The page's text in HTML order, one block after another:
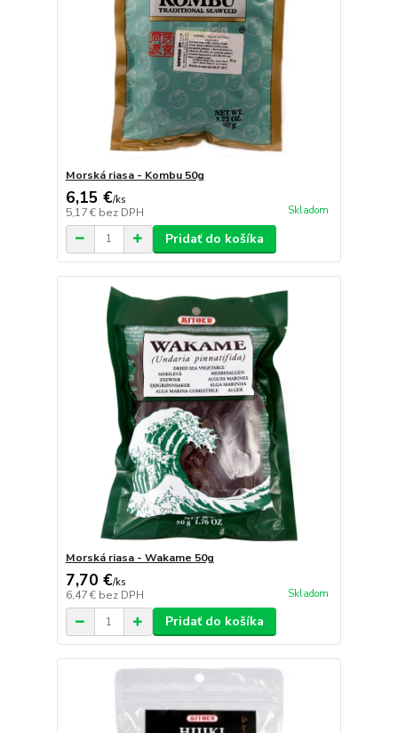
Morská riasa - Kombu 50g
6,15 €/ks
5,17 € bez DPH Skladom
Pridať do košíka
Morská riasa - Wakame 50g
7,70 €/ks
6,47 € bez DPH Skladom
Pridať do košíka